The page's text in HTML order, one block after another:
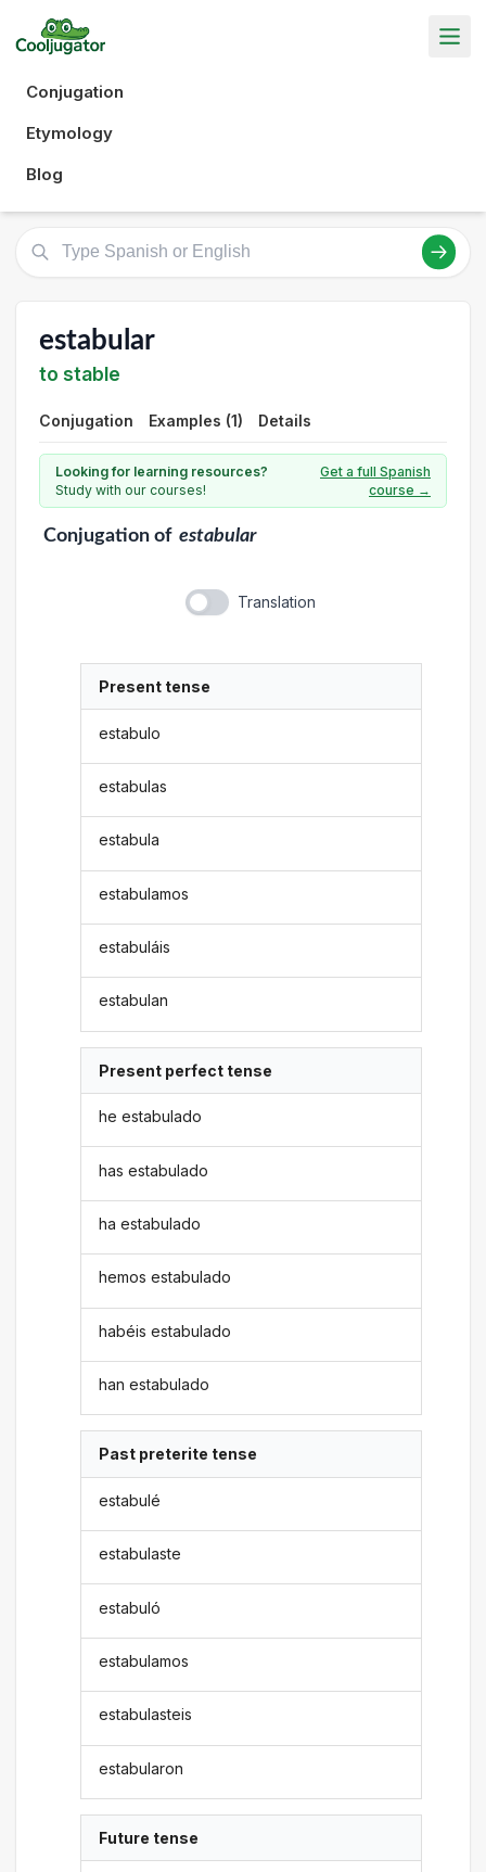
Conjugation
Etymology
Blog
estabular
to stable
Conjugation Examples (1) Details
Looking for learning resources?
Study with our courses!
Get a full Spanish
course →
Conjugationof estabular
Translation
Present tense
estabulo
estabulas
estabula
estabulamos
estabuláis
estabulan
Present perfect tense
he estabulado
has estabulado
ha estabulado
hemos estabulado
habéis estabulado
han estabulado
Past preterite tense
estabulé
estabulaste
estabuló
estabulamos
estabulasteis
estabularon
Future tense